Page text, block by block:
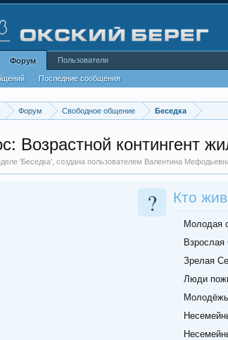
Форум Свободное общение Беседка
Возрастной контингент
'Беседка', создана пользователем Валентина
? Кто
Молодая
Зрелая
Люди
Форум
Последние сообщения
Пользователи